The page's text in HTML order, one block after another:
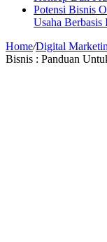
Potensi Bisnis
Usaha Berbasis
Home/Digital
Bisnis : Panduan